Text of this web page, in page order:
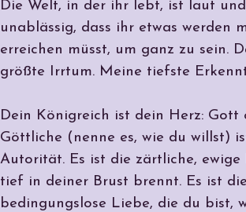
Die Welt, in der ihr lebt, ist laut
unablässig, dass ihr etwas werden
erreichen müsst, um ganz zu sein.
größte Irrtum. Meine tiefste
Dein Königreich ist dein Herz: Gott
Göttliche (nenne es, wie du willst)
Autorität. Es ist die zärtliche, ewige
tief in deiner Brust brennt. Es ist die
bedingungslose Liebe, die du bist,